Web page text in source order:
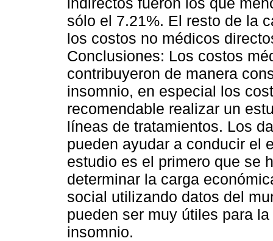
sólo el 7.21%. El resto de la
los costos no médicos
Conclusiones: Los costos
contribuyeron de manera
insomnio, en especial los
recomendable realizar un
líneas de tratamientos. Los
pueden ayudar a conducir el
estudio es el primero que se
determinar la carga
social utilizando datos del
pueden ser muy útiles para
insomnio.